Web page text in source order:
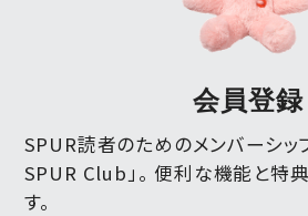
会員登録
SPUR読者のためのメンバーシッ
SPUR Club」。 便利な機能と特
す。